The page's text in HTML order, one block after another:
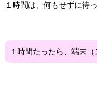
１時間は、何もせずに待
１時間たったら、端末（